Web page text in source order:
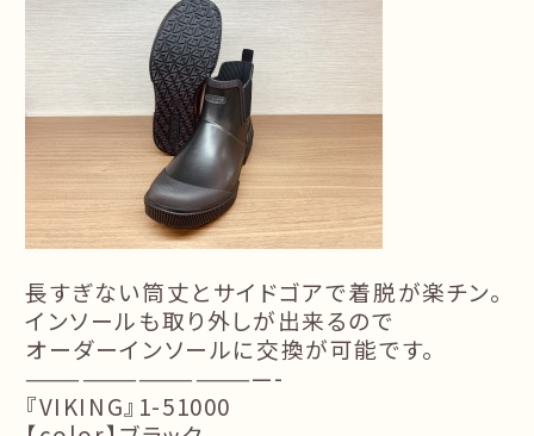
長すぎない筒丈とサイドゴアで着脱が楽チン。
インソールも取り外しが出来るので
オーダーインソールに交換が可能です。
—————————————-
『VIKING』1-51000